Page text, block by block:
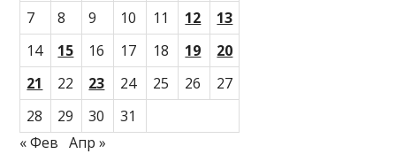
7 8 9 10 11 12
13
14
15 16 17 18 19
20
21
22 23 24 25 26
27
28
29 30
31
« Фев
Апр »